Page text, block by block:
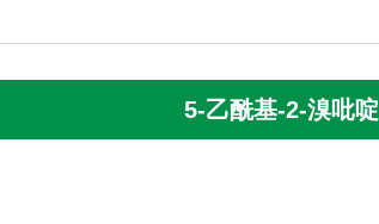
5-乙酰基-2-溴吡啶